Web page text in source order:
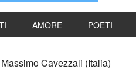
AMORE POETI
Cavezzali (Italia)